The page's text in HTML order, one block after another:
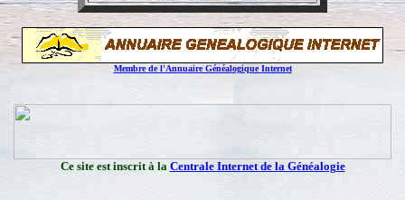
Membre de l'Annuaire Généalogique Internet
Ce site est inscrit à la Centrale Internet de la Généalogie